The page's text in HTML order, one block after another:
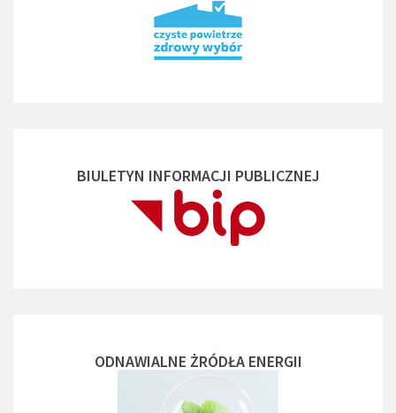
BIULETYN INFORMACJI PUBLICZNEJ
ODNAWIALNE ŻRÓDŁA ENERGII